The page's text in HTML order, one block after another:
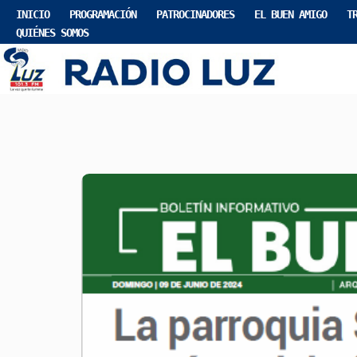
INICIO PROGRAMACIÓN PATROCINADORES EL BUEN AMIGO
QUIÉNES SOMOS